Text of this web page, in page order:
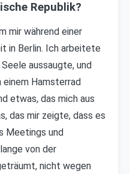
Republik?
mir während einer
in Berlin. Ich arbeitete
aussaugte, und
einem Hamsterrad
etwas, das mich aus
das mir zeigte, dass es
Meetings und
von der
nicht wegen